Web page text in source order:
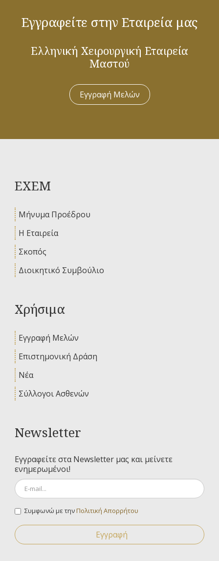
Εγγραφείτε στην Εταιρεία μας
Ελληνική Χειρουργική Εταιρεία
Μαστού
Εγγραφή Μελών
ΕΧΕΜ
Μήνυμα Προέδρου
Η Εταιρεία
Σκοπός
Διοικητικό Συμβούλιο
Χρήσιμα
Εγγραφή Μελών
Επιστημονική Δράση
Νέα
Σύλλογοι Ασθενών
Newsletter
Εγγραφείτε στα Newsletter μας και μείνετε
ενημερωμένοι!
Συμφωνώ με τηνΠολιτική Απορρήτου
Εγγραφή